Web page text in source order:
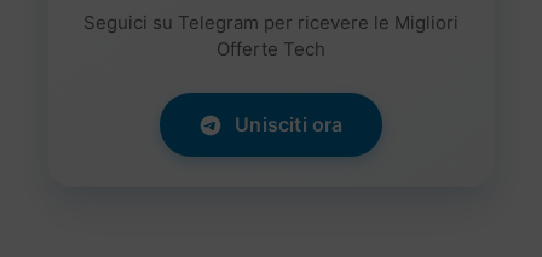
Seguici su Telegram per ricevere le Migliori
Offerte Tech
Unisciti ora